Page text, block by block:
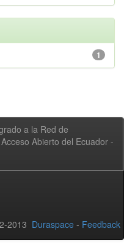
1
a la Red de
Abierto del Ecuador -
2013 Duraspace - Feedback